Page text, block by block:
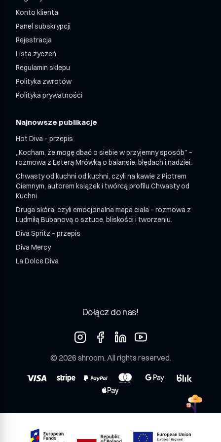
Shroom Mix 24 + 24 / miesiąc
Konto klienta
Panel subskrypcji
Rejestracja
Lista życzeń
Regulamin sklepu
Polityka zwrotów
Polityka prywatności
Najnowsze publikacje
Hot Diva – przepis
„Kocham, że mogę dbać o siebie w przyjemny sposób” –
rozmowa z Esterą Mrówką o balansie, błędach i nadziei.
Chwasty od kuchni od kuchni, czyli na kawie z Piotrem
Ciemnym, autorem książek i twórcą profilu Chwasty od
Kuchni
Druga skóra, czyli emocjonalna mapa ciała – rozmowa z
Ludmiłą Bubanovą o sztuce, bliskości i tworzeniu.
Diva Spritz – przepis
Diva Mercy
La Dolce Diva
Dołącz do nas!
© 2026 shroom. All rights reserved.